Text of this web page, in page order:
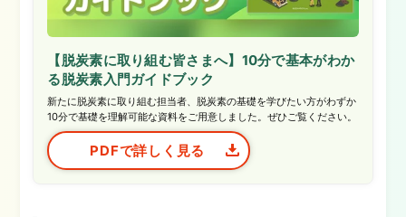
【脱炭素に取り組む皆さまへ】10分で基本がわか
る脱炭素入門ガイドブック
新たに脱炭素に取り組む担当者、脱炭素の基礎を学びたい方がわずか
10分で基礎を理解可能な資料をご用意しました。ぜひご覧ください。
PDFで詳しく見る